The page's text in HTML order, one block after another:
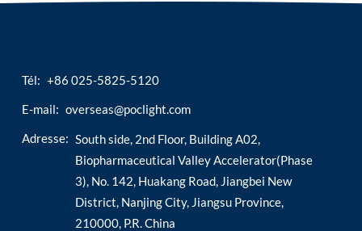
Tél: +86 025-5825-5120
E-mail: overseas@poclight.com
Adresse: South side, 2nd Floor, Building A02,
Biopharmaceutical Valley Accelerator(Phase
3), No. 142, Huakang Road, Jiangbei New
District, Nanjing City, Jiangsu Province,
210000, P.R. China